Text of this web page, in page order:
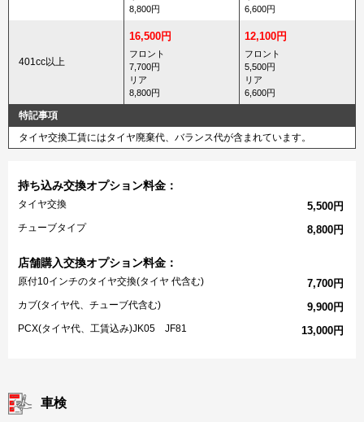
8,800円
6,600円
401cc以上
16,500円
フロント
7,700円
リア
8,800円
12,100円
フロント
5,500円
リア
6,600円
特記事項
タイヤ交換工賃にはタイヤ廃棄代、バランス代が含まれています。
持ち込み交換オプション料金：
タイヤ交換 5,500円
チューブタイプ 8,800円
店舗購入交換オプション料金：
原付10インチのタイヤ交換(タイヤ 代含む) 7,700円
カブ(タイヤ代、チューブ代含む) 9,900円
PCX(タイヤ代、工賃込み)JK05 JF81 13,000円
車検